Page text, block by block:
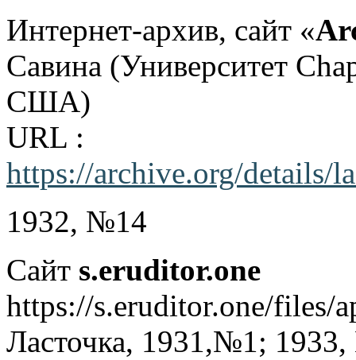
Интернет-архив, сайт «
Савина (Университет
США)
URL :
https://archive.org/details/
1932, №14
Сайт s.eruditor.one
https://s.eruditor.one/files/
Ласточка, 1931,№1;